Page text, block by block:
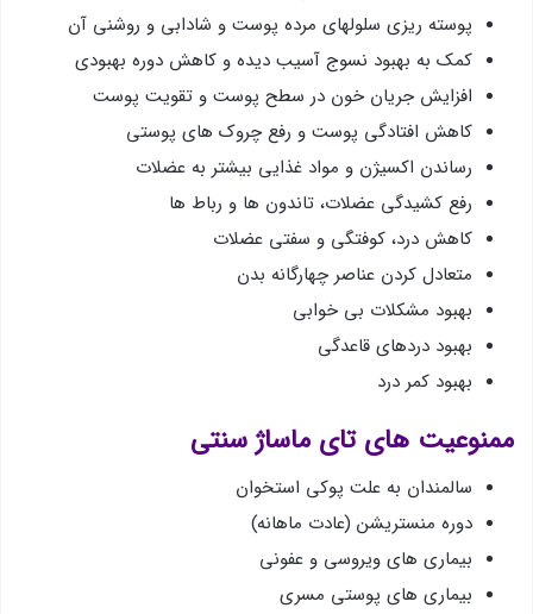
پوسته ریزی سلولهای مرده پوست و شادابی و روشنی آن
كمك به بهبود نسوج آسیب دیده و كاهش دوره بهبودی
افزایش جریان خون در سطح پوست و تقویت پوست
كاهش افتادگی پوست و رفع چروك های پوستی
رساندن اكسیژن و مواد غذایی بیشتر به عضلات
رفع كشیدگی عضلات، تاندون ها و رباط ها
كاهش درد، كوفتگی و سفتی عضلات
متعادل كردن عناصر چهارگانه بدن
بهبود مشكلات بی خوابی
بهبود دردهای قاعدگی
بهبود كمر درد
ممنوعیت های تای ماساژ سنتی
سالمندان به علت پوكی استخوان
دوره منستریشن (عادت ماهانه)
بیماری های ویروسی و عفونی
بیماری های پوستی مسری